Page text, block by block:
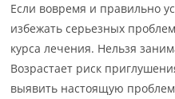
Если вовремя и правильно
избежать серьезных
курса лечения. Нельзя
Возрастает риск
выявить настоящую